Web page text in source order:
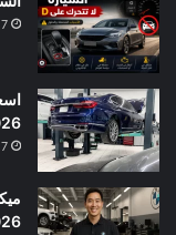
7 يونيو، 2026
7 يونيو، 2026